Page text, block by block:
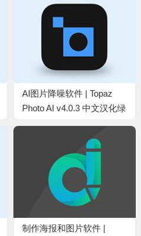
AI图片降噪软件 | Topaz
Photo AI v4.0.3 中文汉化绿
制作海报和图片软件 |